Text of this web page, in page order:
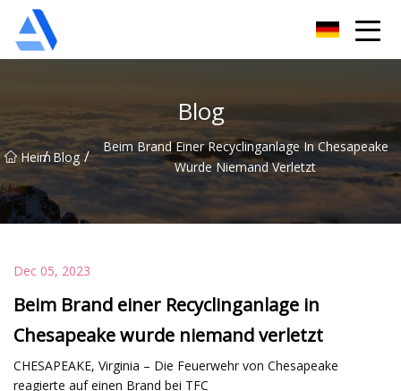
Blog
Heim
/ Blog /
Beim Brand Einer Recyclinganlage In Chesapeake
Wurde Niemand Verletzt
Dec 05, 2023
Beim Brand einer Recyclinganlage in
Chesapeake wurde niemand verletzt
CHESAPEAKE, Virginia – Die Feuerwehr von Chesapeake
reagierte auf einen Brand bei TFC